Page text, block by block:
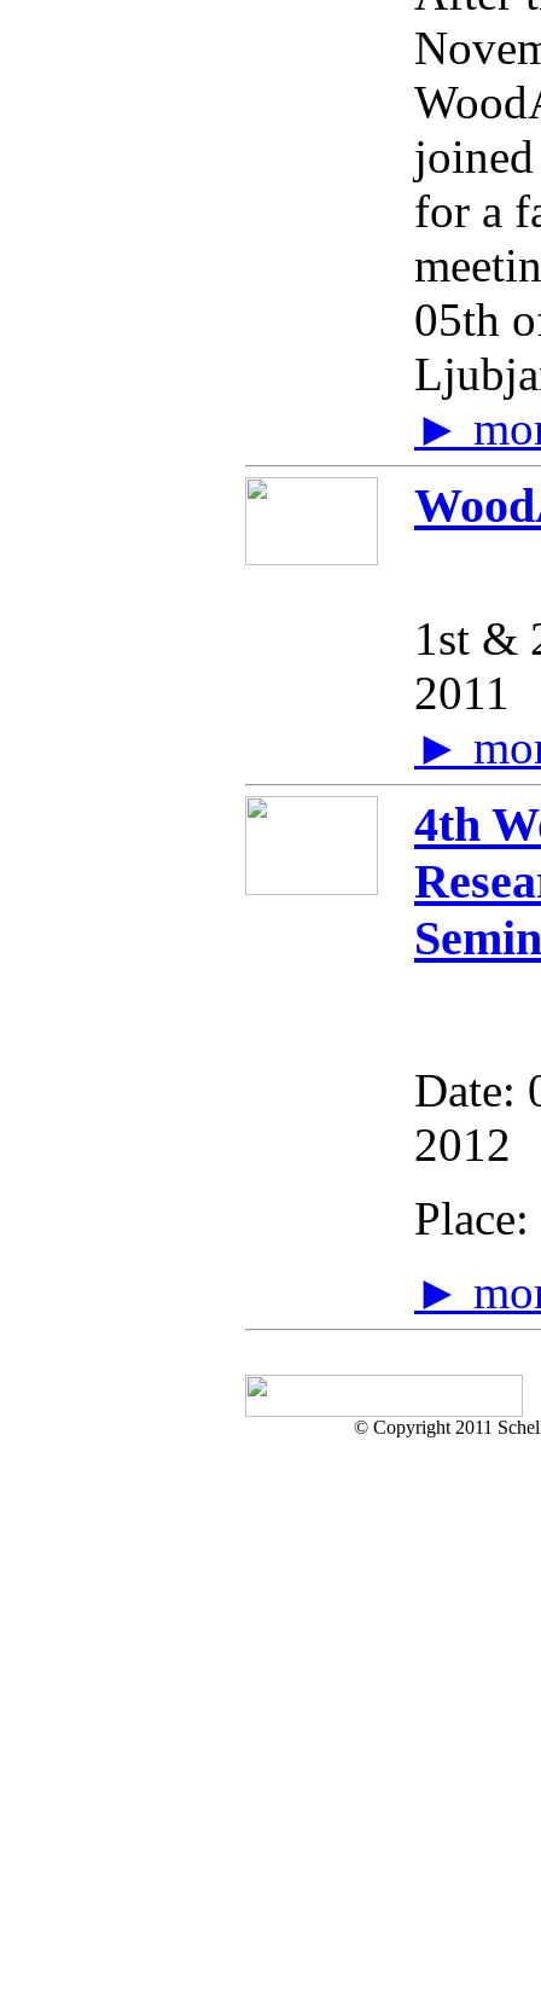
for a
05th
►
1st &
2011
►
4th
Date:
2012
►
© Copyright 2011